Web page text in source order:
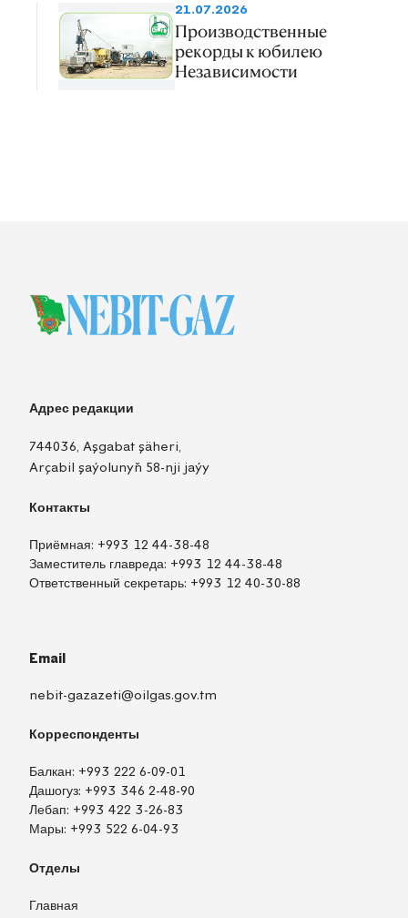
21.07.2026
Производственные
рекорды к юбилею
Независимости
Адрес редакции
744036, Aşgabat şäheri,
Arçabil şaýolunyň 58-nji jaýy
Контакты
Приёмная: +993 12 44-38-48
Заместитель главреда: +993 12 44-38-48
Ответственный секретарь: +993 12 40-30-88
Email
nebit-gazazeti@oilgas.gov.tm
Корреспонденты
Балкан: +993 222 6-09-01
Дашогуз: +993 346 2-48-90
Лебап: +993 422 3-26-83
Мары: +993 522 6-04-93
Отделы
Главная